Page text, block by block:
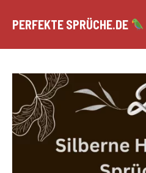
Inhalt
PERFEKTE SPRÜCHE.DE